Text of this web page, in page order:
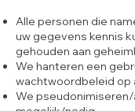
Alle personen die
uw gegevens kennis
gehouden aan
We hanteren een
wachtwoordbeleid op
We